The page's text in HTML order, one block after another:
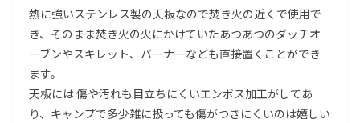
熱に強いステンレス製の天板なので焚き火の近くで使用で
き、そのまま焚き火の火にかけていたあつあつのダッチオ
ーブンやスキレット、バーナーなども直接置くことができ
ます。
天板には 傷や汚れも目立ちにくいエンボス加工がしてあ
り、キャンプで多少雑に扱っても傷がつきにくいのは嬉しい